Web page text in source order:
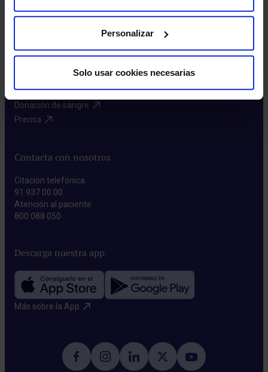
Personalizar
Solo usar cookies necesarias
HM CINAC​
Enlaces de interés
Aseguradoras y mutuas​
Preguntas frecuentes​
Donación de sangre​
Prensa​
Contacta con nosotros
Citación telefónica
91 937 00 00
Atención al paciente
800 088 050
Descarga nuestra app
Más sobre la App​